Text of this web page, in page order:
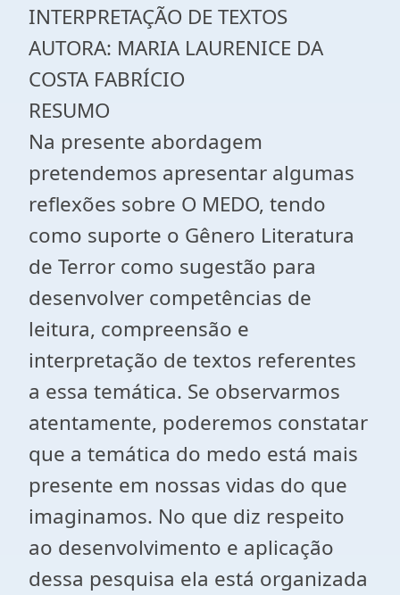
INTERPRETAÇÃO DE TEXTOS
AUTORA: MARIA LAURENICE DA
COSTA FABRÍCIO
RESUMO
Na presente abordagem
pretendemos apresentar algumas
reflexões sobre O MEDO, tendo
como suporte o Gênero Literatura
de Terror como sugestão para
desenvolver competências de
leitura, compreensão e
interpretação de textos referentes
a essa temática. Se observarmos
atentamente, poderemos constatar
que a temática do medo está mais
presente em nossas vidas do que
imaginamos. No que diz respeito
ao desenvolvimento e aplicação
dessa pesquisa ela está organizada